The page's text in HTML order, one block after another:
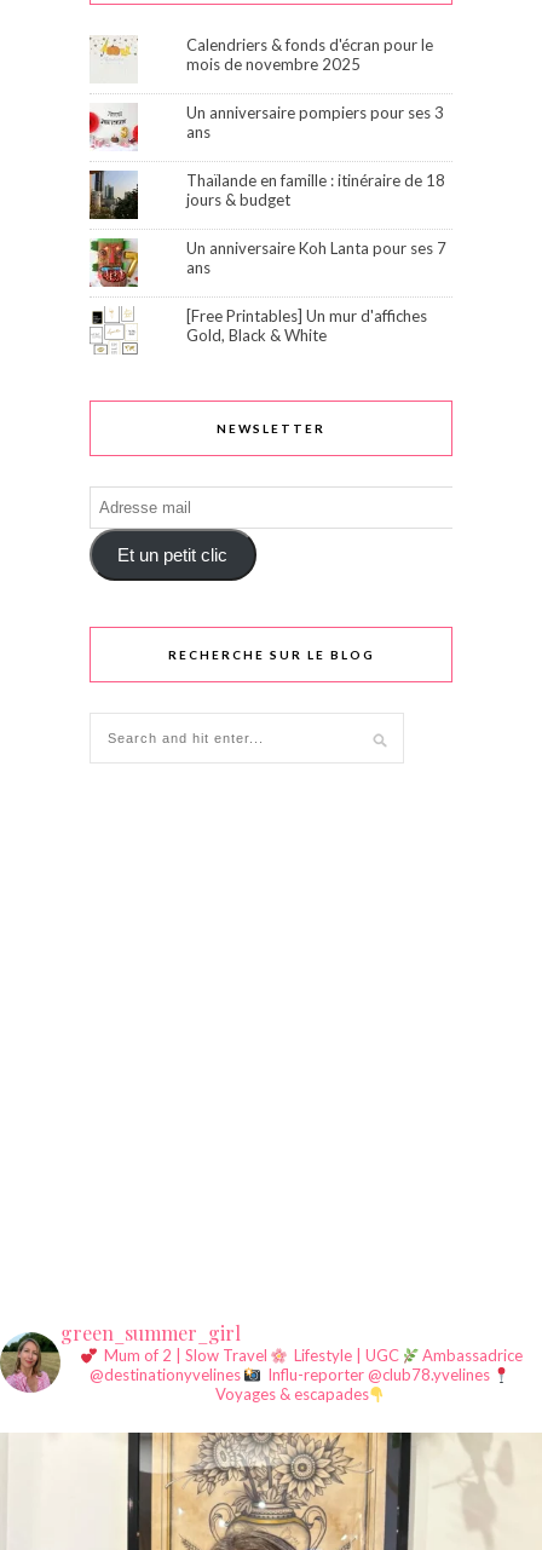
Calendriers & fonds d'écran pour le
mois de novembre 2025
Un anniversaire pompiers pour ses 3
ans
Thaïlande en famille : itinéraire de 18
jours & budget
Un anniversaire Koh Lanta pour ses 7
ans
[Free Printables] Un mur d'affiches
Gold, Black & White
NEWSLETTER
Adresse
mail
Et un petit clic
RECHERCHE SUR LE BLOG
green_summer_girl
Mum of 2 | Slow Travel Lifestyle | UGC
Ambassadrice
@destinationyvelines
Influ-reporter @club78.yvelines
Voyages & escapades